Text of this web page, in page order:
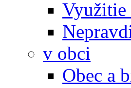
Využitie
v obci
Obec a